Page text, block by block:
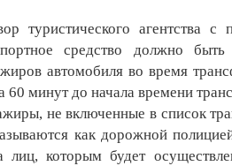
туристического агентства
средство должно
автомобиля во время
60 минут до начала времени
не включенные в список
как дорожной
лиц, которым будет